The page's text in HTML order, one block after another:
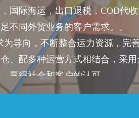
国际海运，出口退税， COD代
不同外贸业务的客户需求。。
为导向，不断整合运力资源，完
、配多种运营方式相结合，采
赢得社会和客户的认可。